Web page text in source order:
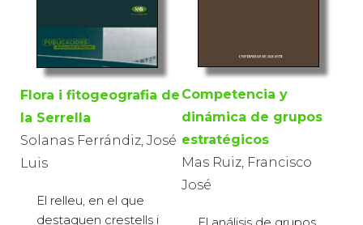
Flora i fitogeografia de
la Serrella
Solanas Ferrándiz, José
Luis
El relleu, en el que
destaquen crestells i
Competencia y
dinámica de grupos
estratégicos
Mas Ruiz, Francisco
José